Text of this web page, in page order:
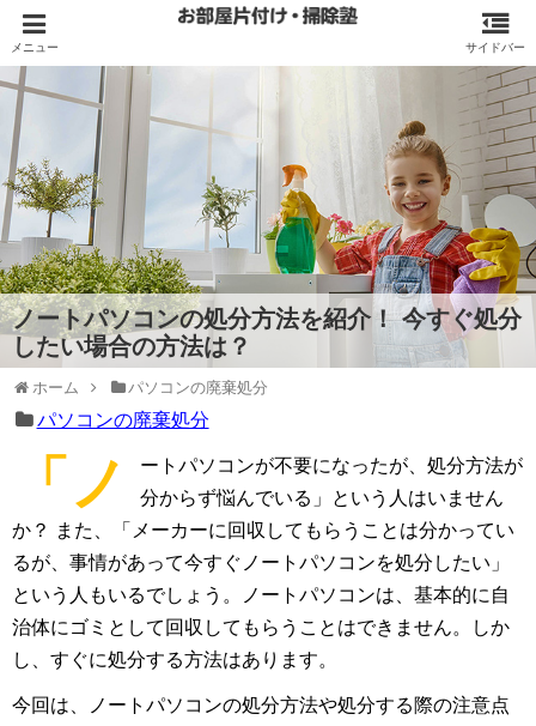
ノートパソコンの処分方法を紹介！ 今すぐ処分
したい場合の方法は？
ホーム パソコンの廃棄処分
パソコンの廃棄処分
「ノ
ートパソコンが不要になったが、処分方法が
分からず悩んでいる」という人はいません
か？ また、「メーカーに回収してもらうことは分かってい
るが、事情があって今すぐノートパソコンを処分したい」
という人もいるでしょう。ノートパソコンは、基本的に自
治体にゴミとして回収してもらうことはできません。しか
し、すぐに処分する方法はあります。
今回は、ノートパソコンの処分方法や処分する際の注意点